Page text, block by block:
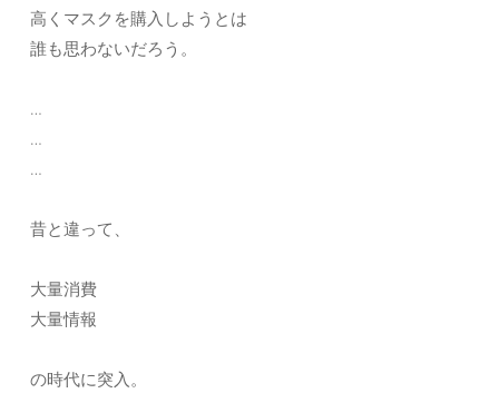
高くマスクを購入しようとは
誰も思わないだろう。
…
…
…
昔と違って、
大量消費
大量情報
の時代に突入。